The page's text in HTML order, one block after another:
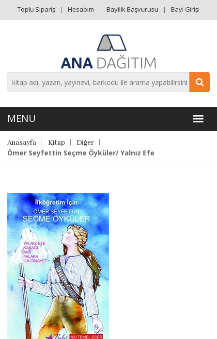
Toplu Sipariş Hesabım Bayilik Başvurusu Bayi Girişi
Anasayfa Kitap Diğer
Ömer Seyfettin Seçme Öyküler/ Yalnız Efe